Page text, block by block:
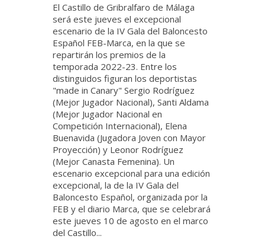
El Castillo de Gribralfaro de Málaga
será este jueves el excepcional
escenario de la IV Gala del Baloncesto
Español FEB-Marca, en la que se
repartirán los premios de la
temporada 2022-23. Entre los
distinguidos figuran los deportistas
"made in Canary" Sergio Rodríguez
(Mejor Jugador Nacional), Santi Aldama
(Mejor Jugador Nacional en
Competición Internacional), Elena
Buenavida (Jugadora Joven con Mayor
Proyección) y Leonor Rodríguez
(Mejor Canasta Femenina). Un
escenario excepcional para una edición
excepcional, la de la IV Gala del
Baloncesto Español, organizada por la
FEB y el diario Marca, que se celebrará
este jueves 10 de agosto en el marco
del Castillo...